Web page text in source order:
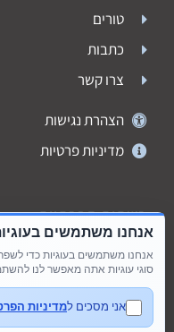
טורים
כתבות
צרו קשר
הצהרת נגישות
מדיניות פרטיות
רשתות חברתיות
אנחנו משתמשים
אנחנו משתמשים בעוגיות כדי
סוגי עוגיות אתה מאפשר לנו
אני מסכים למדיניות